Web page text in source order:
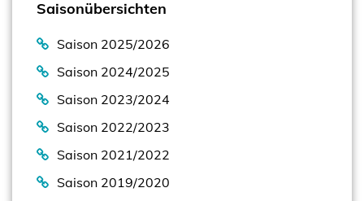
Saisonübersichten
Saison 2025/2026
Saison 2024/2025
Saison 2023/2024
Saison 2022/2023
Saison 2021/2022
Saison 2019/2020